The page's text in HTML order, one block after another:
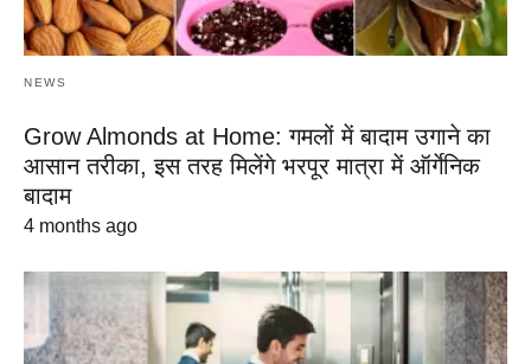
NEWS
Grow Almonds at Home: गमलों में बादाम उगाने का
आसान तरीका, इस तरह मिलेंगे भरपूर मात्रा में ऑर्गेनिक
बादाम
4 months ago